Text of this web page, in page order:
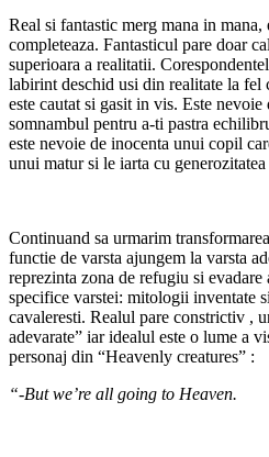
Real si fantastic merg mana in mana,
completeaza. Fantasticul pare doar
superioara a realitatii.
labirint deschid usi din realitate la fel
este cautat si gasit in vis. Este
somnambul pentru a-ti pastra
este nevoie de inocenta unui copil
unui matur si le iarta cu
Continuand sa urmarim
functie de varsta ajungem la varsta
reprezinta zona de refugiu si
specifice varstei: mitologii inventate
cavaleresti. Realul pare constrictiv ,
adevarate” iar idealul este o lume a
personaj din “Heavenly creatures” :
“-But we’re all going to Heaven.